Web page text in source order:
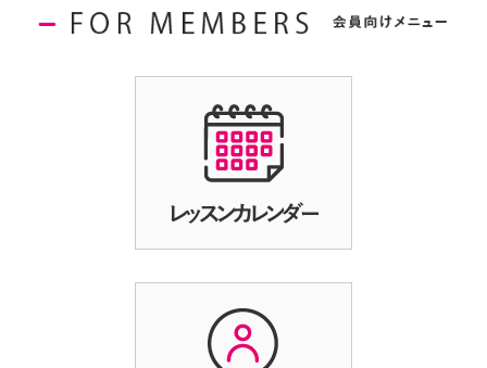
2026年8月期 プライベートのお知らせ
2026.08.01
2026年8月期 レンタルコートのお知らせ
2026年8月31日(月) ダブルス集中レッスン＆L3女子ダブル
2026年8月30日(日) シティー男子シングルストーナメント
2026年8月29日(土) テニスアスロン
『休会中差額』変更のお知らせ
2024.12.23